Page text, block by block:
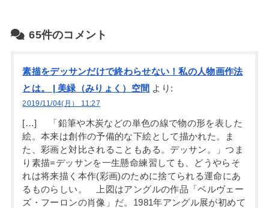
65件のコメント
素描をデッサンだけで終わらせない！私の人物画作法
とは。 | 美緑（みりょく）空間 より:
2019/11/04(月） 11:27
[…] 「鉛筆や木炭などの単色の線で物の形を表した
絵。本来は創作の予備的な下絵として描かれた。ま
た、彩画と対比されることもある。デッサン。」つま
り素描=デッサンを一生懸命練習しても、どうやらそ
れは将来描く本作(彩画)のために捨てられる運命にあ
るものらしい。 上図はアングルの作品「ベルヴェー
ズ・フーロンの肖像」だ。1981年アングル展が初めて